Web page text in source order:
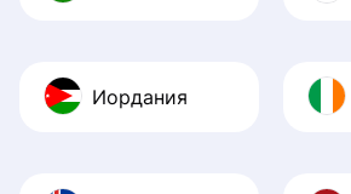
Иордания